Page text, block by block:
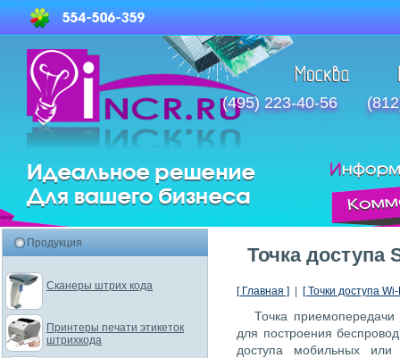
(495) 223-40-56
Точка доступа
[ Главная ] [ Точки доступа
Точка
для построения
доступа мобильных или
Продукция
Сканеры штрих кода
Принтеры печати этикеток
штрихкода